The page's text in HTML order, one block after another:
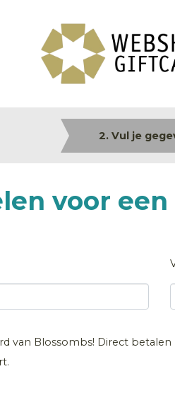
2. Vul je
voor
van Blossombs! Direct